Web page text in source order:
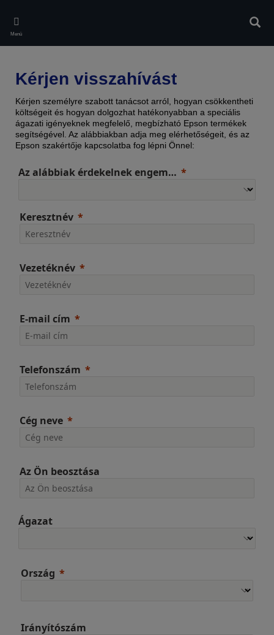
main
content
Menü
Kérjen visszahívást
Kérjen személyre szabott tanácsot arról, hogyan csökkentheti
költségeit és hogyan dolgozhat hatékonyabban a speciális
ágazati igényeknek megfelelő, megbízható Epson termékek
segítségével. Az alábbiakban adja meg elérhetőségeit, és az
Epson szakértője kapcsolatba fog lépni Önnel:
Az alábbiak érdekelnek engem…
Keresztnév
Vezetéknév
E-mail cím
Telefonszám
Cég neve
Az Ön beosztása
Ágazat
Ország
Irányítószám